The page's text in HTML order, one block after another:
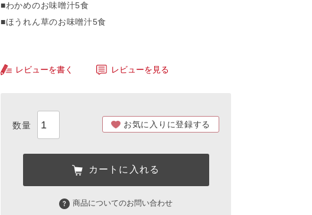
■わかめのお味噌汁5食
■ほうれん草のお味噌汁5食
レビューを書く レビューを見る
お気に入りに登録する
カートに入れる
商品についてのお問い合わせ